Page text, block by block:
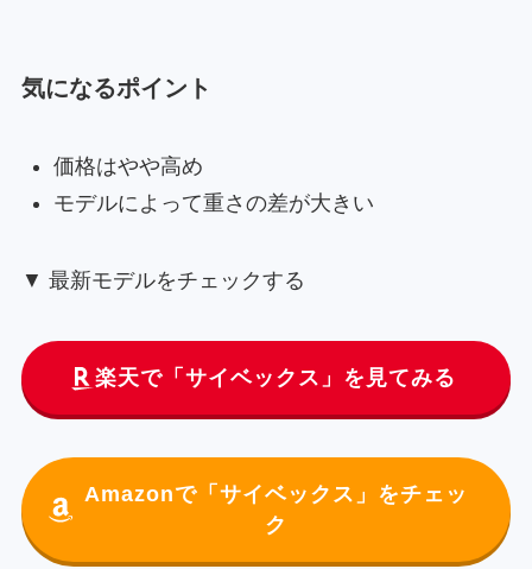
気になるポイント
価格はやや高め
モデルによって重さの差が大きい
▼ 最新モデルをチェックする
楽天で「サイベックス」を見てみる
Amazonで「サイベックス」をチェッ
ク